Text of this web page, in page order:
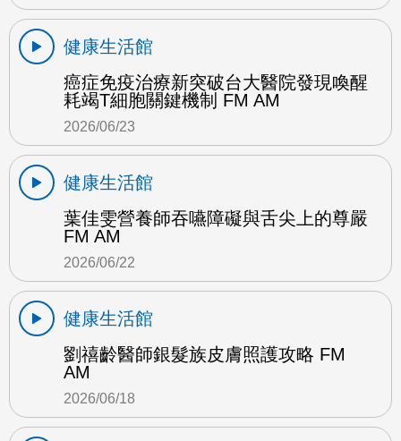
健康生活館
癌症免疫治療新突破台大醫院發現喚醒
耗竭T細胞關鍵機制 FM AM
2026/06/23
健康生活館
葉佳雯營養師吞嚥障礙與舌尖上的尊嚴
FM AM
2026/06/22
健康生活館
劉禧齡醫師銀髮族皮膚照護攻略 FM
AM
2026/06/18